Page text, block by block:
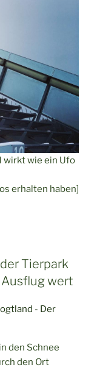
wirkt wie ein Ufo
erhalten haben]
Tierpark
wert
den Schnee
den Ort